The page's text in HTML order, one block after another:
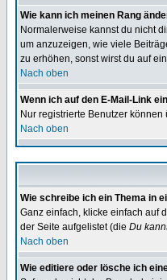
Wie kann ich meinen Rang
Normalerweise kannst du nicht
um anzuzeigen, wie viele
zu erhöhen, sonst wirst du auf
Nach oben
Wenn ich auf den E-Mail-Link
Nur registrierte Benutzer
Nach oben
Wie schreibe ich ein Thema in
Ganz einfach, klicke einfach auf
der Seite aufgelistet (die Du
Nach oben
Wie editiere oder lösche ich